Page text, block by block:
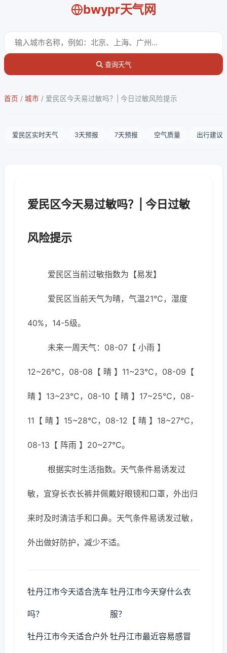
bwypr天气网
查询天气
首页 / 城市 / 爱民区今天易过敏吗？| 今日过敏风险提示
爱民区实时天气 3天预报 7天预报 空气质量 出行建议
爱民区今天易过敏吗？| 今日过敏
风险提示
爱民区当前过敏指数为【易发】
爱民区当前天气为晴，气温21℃，湿度
40%，14-5级。
未来一周天气：08-07【 小雨 】
12~26℃，08-08【 晴 】11~23℃，08-09【
晴 】13~23℃，08-10【 晴 】17~25℃，08-
11【 晴 】15~28℃，08-12【 晴 】18~27℃，
08-13【 阵雨 】20~27℃。
根据实时生活指数。天气条件易诱发过
敏，宜穿长衣长裤并佩戴好眼镜和口罩，外出归
来时及时清洁手和口鼻。天气条件易诱发过敏，
外出做好防护，减少不适。
牡丹江市今天适合洗车
吗？
牡丹江市今天穿什么衣
服？
牡丹江市今天适合户外牡丹江市最近容易感冒